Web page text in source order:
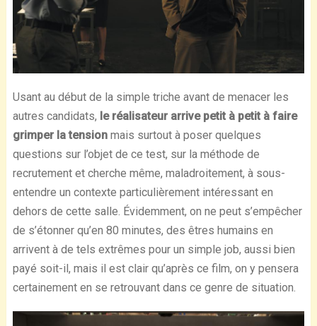
Usant au début de la simple triche avant de menacer les
autres candidats, le réalisateur arrive petit à petit à faire
grimper la tension mais surtout à poser quelques
questions sur l’objet de ce test, sur la méthode de
recrutement et cherche même, maladroitement, à sous-
entendre un contexte particulièrement intéressant en
dehors de cette salle. Évidemment, on ne peut s’empêcher
de s’étonner qu’en 80 minutes, des êtres humains en
arrivent à de tels extrêmes pour un simple job, aussi bien
payé soit-il, mais il est clair qu’après ce film, on y pensera
certainement en se retrouvant dans ce genre de situation.